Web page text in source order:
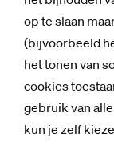
op te slaan
(bijvoorbeeld
het tonen van
cookies
gebruik van
kun je zelf
Nieuws
Uit